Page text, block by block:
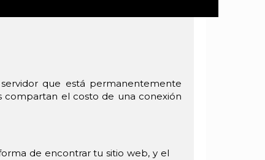
que está permanentemente
el costo de una conexión
de encontrar tu sitio web, y el